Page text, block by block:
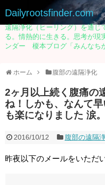
Dailyrootsfinder.com
遠隔浄化（ヒーリング）を通じ
る。情熱的に生きる。思考が現
ンダー 榎本ブログ「みんなち
ホーム 腹部の遠隔浄化
2ヶ月以上続く腹痛の
ね！しかも、なんて
も楽になりました 涙。
2016/10/12 腹部の遠隔
昨夜以下のメールをいただい